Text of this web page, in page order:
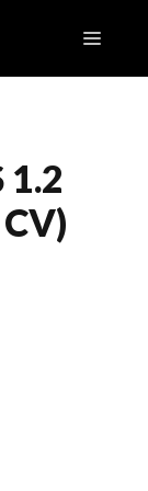
Menú
1.2